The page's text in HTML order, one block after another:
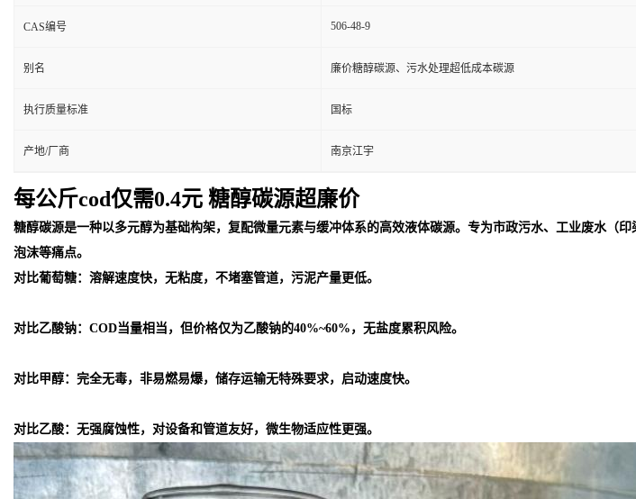
CAS编号 506-48-9
别名 廉价糖醇碳源、污水处理超低成本碳源
执行质量标准 国标
产地/厂商 南京江宇
每公斤cod仅需0.4元 糖醇碳源超廉价
糖醇碳源是一种以多元醇为基础构架，复配微量元素与缓冲体系的高效液体碳源。专为市政污水、工业废水（
泡沫等痛点。
对比葡萄糖：溶解速度快，无粘度，不堵塞管道，污泥产量更低。
对比乙酸钠：COD当量相当，但价格仅为乙酸钠的40%~60%，无盐度累积风险。
对比甲醇：完全无毒，非易燃易爆，储存运输无特殊要求，启动速度快。
对比乙酸：无强腐蚀性，对设备和管道友好，微生物适应性更强。